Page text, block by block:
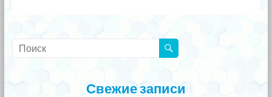
Свежие записи